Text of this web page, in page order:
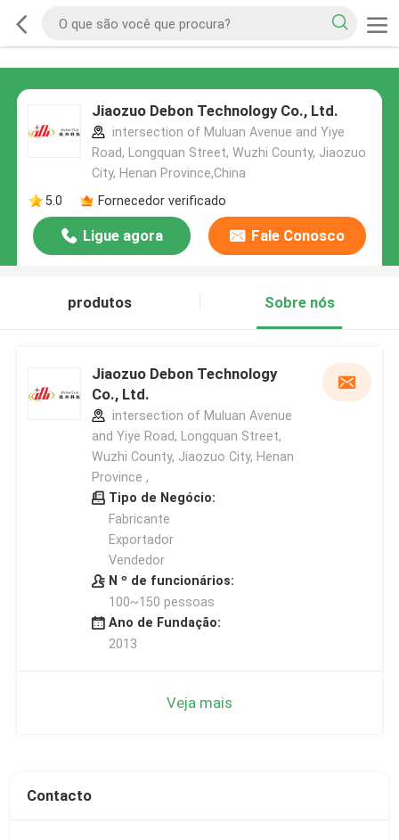
Jiaozuo Debon Technology Co., Ltd.
intersection of Muluan Avenue and Yiye
Road, Longquan Street, Wuzhi County, Jiaozuo
City, Henan Province,China
5.0
Fornecedor verificado
Ligue agora Fale Conosco
produtos Sobre nós
Jiaozuo Debon Technology
Co., Ltd.
intersection of Muluan Avenue
and Yiye Road, Longquan Street,
Wuzhi County, Jiaozuo City, Henan
Province ,
Tipo de Negócio:
Fabricante
Exportador
Vendedor
N º de funcionários:
100~150 pessoas
Ano de Fundação:
2013
Veja mais
Contacto